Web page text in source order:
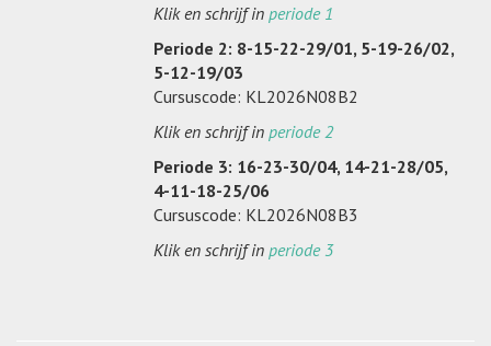
Klik en schrijf in periode 1
Periode 2: 8-15-22-29/01, 5-19-26/02,
5-12-19/03
Cursuscode: KL2026N08B2
Klik en schrijf in periode 2
Periode 3: 16-23-30/04, 14-21-28/05,
4-11-18-25/06
Cursuscode: KL2026N08B3
Klik en schrijf in periode 3